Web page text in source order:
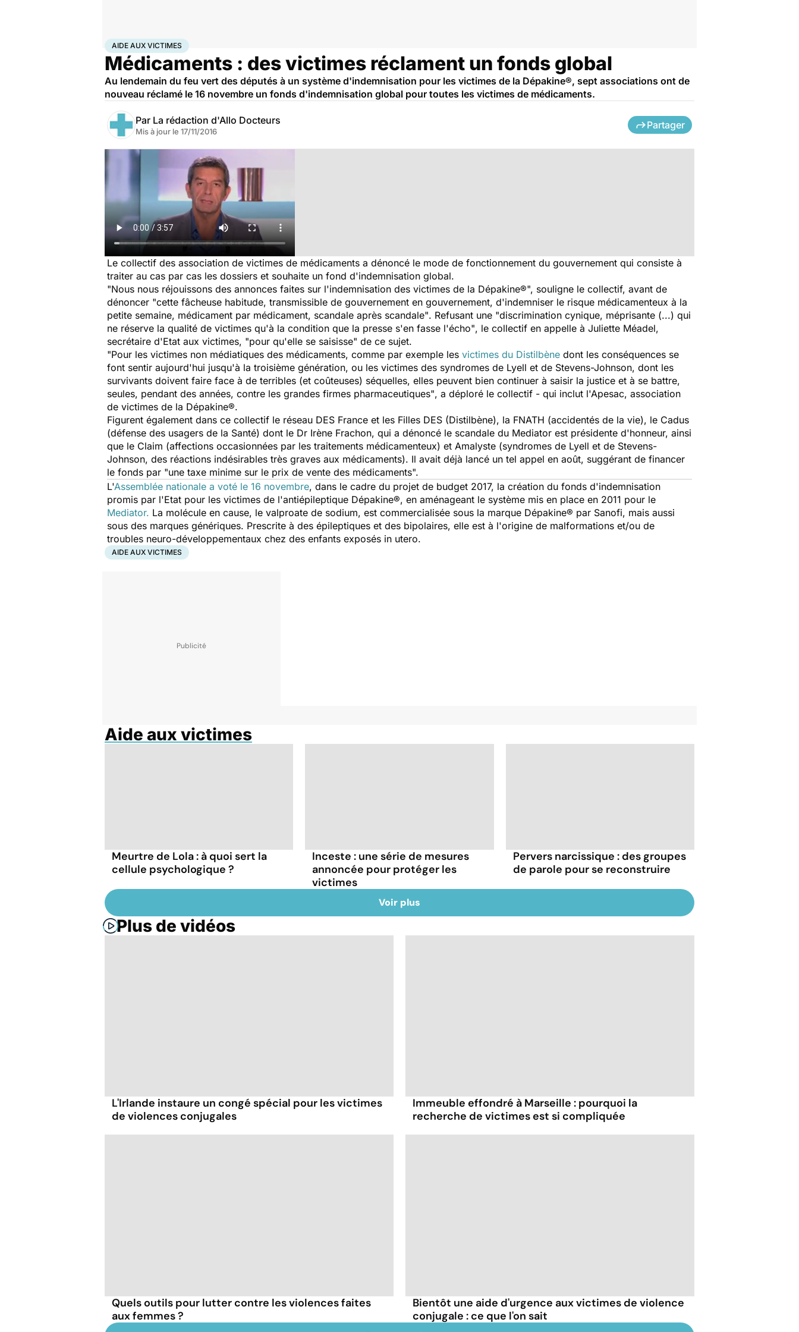
Accueil SantéAide aux victimes
AIDE AUX VICTIMES
Médicaments : des victimes réclament un fonds global
Au lendemain du feu vert des députés à un système d'indemnisation pour les victimes de la Dépakine®, sept associations ont de
nouveau réclamé le 16 novembre un fonds d'indemnisation global pour toutes les victimes de médicaments.
Par La rédaction d'Allo Docteurs
Mis à jour le 17/11/2016
Partager
Le collectif des association de victimes de médicaments a dénoncé le mode de fonctionnement du gouvernement qui consiste à
traiter au cas par cas les dossiers et souhaite un fond d'indemnisation global.
"Nous nous réjouissons des annonces faites sur l'indemnisation des victimes de la Dépakine®", souligne le collectif, avant de
dénoncer "cette fâcheuse habitude, transmissible de gouvernement en gouvernement, d'indemniser le risque médicamenteux à la
petite semaine, médicament par médicament, scandale après scandale". Refusant une "discrimination cynique, méprisante (...) qui
ne réserve la qualité de victimes qu'à la condition que la presse s'en fasse l'écho", le collectif en appelle à Juliette Méadel,
secrétaire d'Etat aux victimes, "pour qu'elle se saisisse" de ce sujet.
"Pour les victimes non médiatiques des médicaments, comme par exemple les victimes du Distilbène dont les conséquences se
font sentir aujourd'hui jusqu'à la troisième génération, ou les victimes des syndromes de Lyell et de Stevens-Johnson, dont les
survivants doivent faire face à de terribles (et coûteuses) séquelles, elles peuvent bien continuer à saisir la justice et à se battre,
seules, pendant des années, contre les grandes firmes pharmaceutiques", a déploré le collectif - qui inclut l'Apesac, association
de victimes de la Dépakine®.
Figurent également dans ce collectif le réseau DES France et les Filles DES (Distilbène), la FNATH (accidentés de la vie), le Cadus
(défense des usagers de la Santé) dont le Dr Irène Frachon, qui a dénoncé le scandale du Mediator est présidente d'honneur, ainsi
que le Claim (affections occasionnées par les traitements médicamenteux) et Amalyste (syndromes de Lyell et de Stevens-
Johnson, des réactions indésirables très graves aux médicaments). Il avait déjà lancé un tel appel en août, suggérant de financer
le fonds par "une taxe minime sur le prix de vente des médicaments".
L'Assemblée nationale a voté le 16 novembre, dans le cadre du projet de budget 2017, la création du fonds d'indemnisation
promis par l'Etat pour les victimes de l'antiépileptique Dépakine®, en aménageant le système mis en place en 2011 pour le
Mediator. La molécule en cause, le valproate de sodium, est commercialisée sous la marque Dépakine® par Sanofi, mais aussi
sous des marques génériques. Prescrite à des épileptiques et des bipolaires, elle est à l'origine de malformations et/ou de
troubles neuro-développementaux chez des enfants exposés in utero.
AIDE AUX VICTIMES
Aide aux victimes
Meurtre de Lola : à quoi sert la
cellule psychologique ?
Inceste : une série de mesures
annoncée pour protéger les
victimes
Pervers narcissique : des groupes
de parole pour se reconstruire
Voir plus
Plus de vidéos
L'Irlande instaure un congé spécial pour les victimes
de violences conjugales
Immeuble effondré à Marseille : pourquoi la
recherche de victimes est si compliquée
Quels outils pour lutter contre les violences faites
aux femmes ?
Bientôt une aide d'urgence aux victimes de violence
conjugale : ce que l'on sait